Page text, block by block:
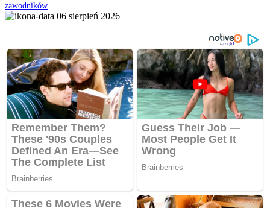
zawodników
06 sierpień 2026